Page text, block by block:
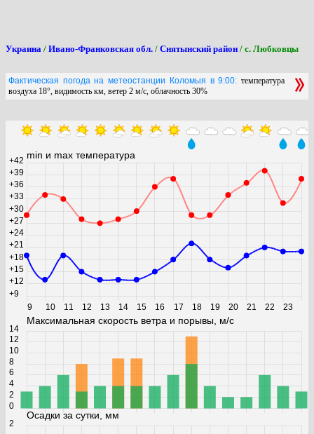
Украина / Ивано-Франковская обл. / Снятынский район / с. Любковцы
Фактическая погода на метеостанции Коломыя в 9:00: температура
воздуха 18°, видимость км, ветер 2 м/с, облачность 30%
min и max температура
9 10 11 12 13 14 15 16 17 18 19 20 21 22 23
+9
+12
+15
+18
+21
+24
+27
+30
+33
+36
+39
+42
Максимальная скорость ветра и порывы, м/с
0
2
4
6
8
10
12
14
Осадки за сутки, мм
2